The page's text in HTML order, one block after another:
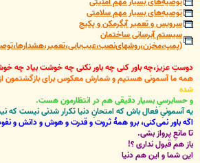
توصیه‌های بسیار مهم سلامتی
سرویس و تعمیر آبگرمکن و پکیج
سیستم آبرسانی ساختمان
دوستِ عزیز،چه باور کنی چه باور نکنی چه خوشت بیاد چه
همه ما آسمونی هستیم و شمارش معکوس برای بازگشتمون
شده
و حسابرسیِ بسیار دقیقی هم در انتظارمون هست.
یه آسمونیِ فعال باش که امتحانِ دنیا تکرار شدنی نیست که
اگه باور نمی‌کنی، برو همۀ ثروت و قدرت و هوش و دانش و
تا مانعِ پرواز بشی.
باز هم قبول نداری ؟!
این شما و این هم دنیا